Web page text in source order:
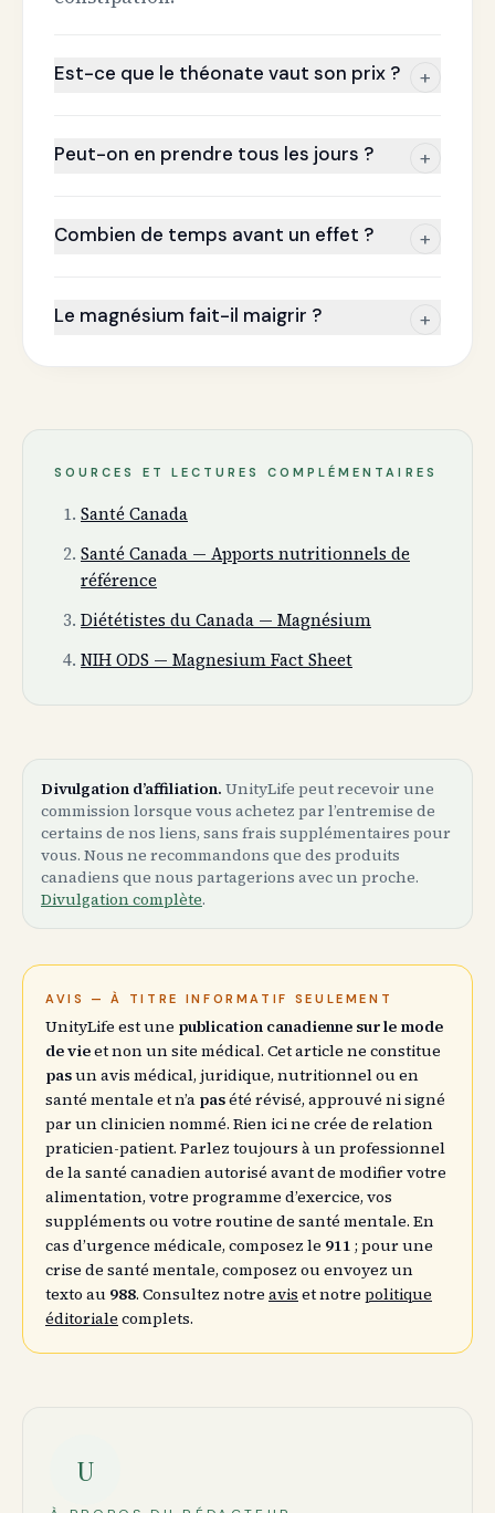
Est-ce que le théonate vaut son prix ? +
Peut-on en prendre tous les jours ? +
Combien de temps avant un effet ? +
Le magnésium fait-il maigrir ? +
SOURCES ET LECTURES COMPLÉMENTAIRES
Santé Canada
Santé Canada — Apports nutritionnels de
référence
Diététistes du Canada — Magnésium
NIH ODS — Magnesium Fact Sheet
Divulgation d’affiliation. UnityLife peut recevoir une
commission lorsque vous achetez par l’entremise de
certains de nos liens, sans frais supplémentaires pour
vous. Nous ne recommandons que des produits
canadiens que nous partagerions avec un proche.
Divulgation complète.
AVIS — À TITRE INFORMATIF SEULEMENT
UnityLife est une publication canadienne sur le mode
de vieet non un site médical. Cet article ne constitue
pasun avis médical, juridique, nutritionnel ou en
santé mentale et n’a pasété révisé, approuvé ni signé
par un clinicien nommé. Rien ici ne crée de relation
praticien-patient. Parlez toujours à un professionnel
de la santé canadien autorisé avant de modifier votre
alimentation, votre programme d’exercice, vos
suppléments ou votre routine de santé mentale. En
cas d’urgence médicale, composez le 911 ; pour une
crise de santé mentale, composez ou envoyez un
texto au 988. Consultez notre avis et notre politique
éditoriale complets.
U